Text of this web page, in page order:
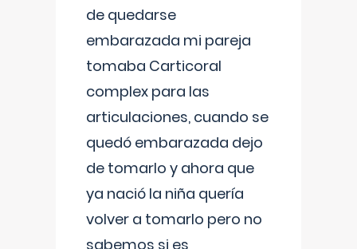
de quedarse
embarazada mi pareja
tomaba Carticoral
complex para las
articulaciones, cuando se
quedó embarazada dejo
de tomarlo y ahora que
ya nació la niña quería
volver a tomarlo pero no
sabemos si es